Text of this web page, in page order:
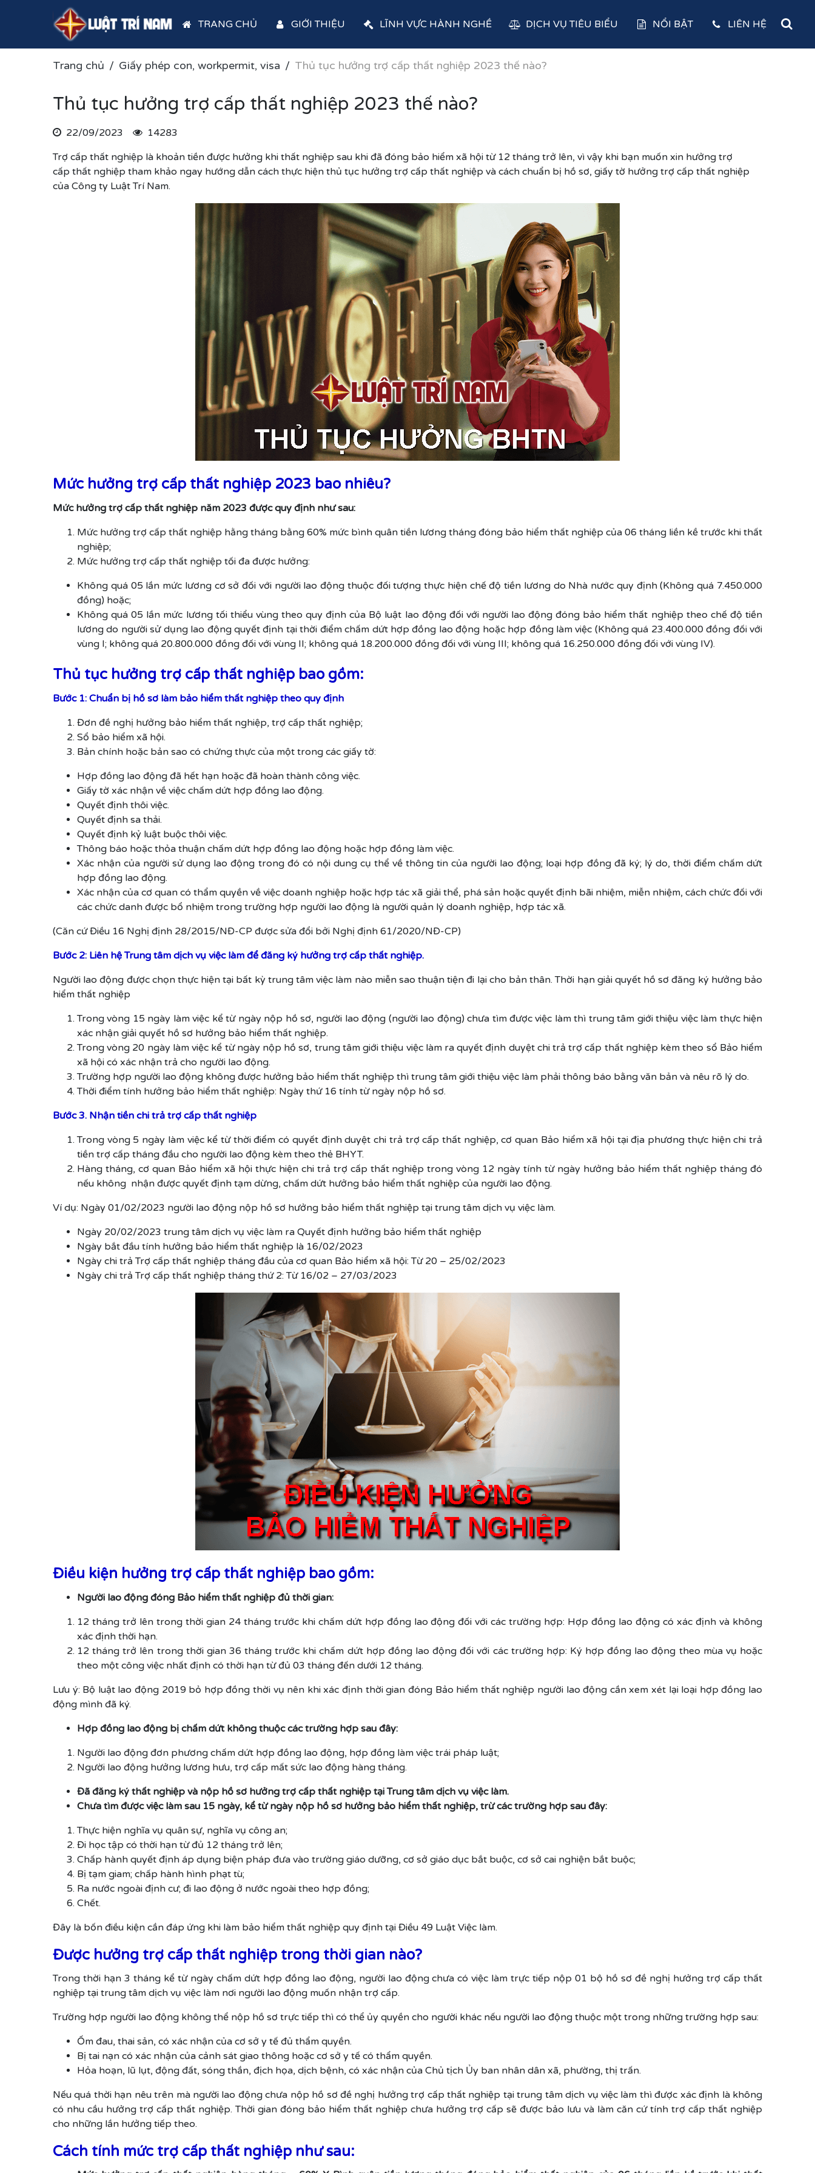
TRANG CHỦ GIỚI THIỆU LĨNH VỰC HÀNH NGHỀ DỊCH VỤ TIÊU BIỂU NỔI BẬT LIÊN HỆ
Trang chủ Giấy phép con, workpermit, visa Thủ tục hưởng trợ cấp thất nghiệp 2023 thế nào?
Thủ tục hưởng trợ cấp thất nghiệp 2023 thế nào?
22/09/2023
14283
Trợ cấp thất nghiệp là khoản tiền được hưởng khi thất nghiệp sau khi đã đóng bảo hiểm xã hội từ 12 tháng trở lên, vì vậy khi bạn muốn xin hưởng trợ
cấp thất nghiệp tham khảo ngay hướng dẫn cách thực hiện thủ tục hưởng trợ cấp thất nghiệp và cách chuẩn bị hồ sơ, giấy tờ hưởng trợ cấp thất nghiệp
của Công ty Luật Trí Nam.
Mức hưởng trợ cấp thất nghiệp 2023 bao nhiêu?
Mức hưởng trợ cấp thất nghiệp năm 2023 được quy định như sau:
Mức hưởng trợ cấp thất nghiệp hằng tháng bằng 60% mức bình quân tiền lương tháng đóng bảo hiểm thất nghiệp của 06 tháng liền kề trước khi thất
nghiệp;
Mức hưởng trợ cấp thất nghiệp tối đa được hưởng:
Không quá 05 lần mức lương cơ sở đối với người lao động thuộc đối tượng thực hiện chế độ tiền lương do Nhà nước quy định (Không quá 7.450.000
đồng) hoặc;
Không quá 05 lần mức lương tối thiểu vùng theo quy định của Bộ luật lao động đối với người lao động đóng bảo hiểm thất nghiệp theo chế độ tiền
lương do người sử dụng lao động quyết định tại thời điểm chấm dứt hợp đồng lao động hoặc hợp đồng làm việc (Không quá 23.400.000 đồng đối với
vùng I; không quá 20.800.000 đồng đối với vùng II; không quá 18.200.000 đồng đối với vùng III; không quá 16.250.000 đồng đối với vùng IV).
Thủ tục hưởng trợ cấp thất nghiệp bao gồm:
Bước 1: Chuẩn bị hồ sơ làm bảo hiểm thất nghiệp theo quy định
Đơn đề nghị hưởng bảo hiểm thất nghiệp, trợ cấp thất nghiệp;
Sổ bảo hiểm xã hội.
Bản chính hoặc bản sao có chứng thực của một trong các giấy tờ:
Hợp đồng lao động đã hết hạn hoặc đã hoàn thành công việc.
Giấy tờ xác nhận về việc chấm dứt hợp đồng lao động.
Quyết định thôi việc.
Quyết định sa thải.
Quyết định kỷ luật buộc thôi việc.
Thông báo hoặc thỏa thuận chấm dứt hợp đồng lao động hoặc hợp đồng làm việc.
Xác nhận của người sử dụng lao động trong đó có nội dung cụ thể về thông tin của người lao động; loại hợp đồng đã ký; lý do, thời điểm chấm dứt
hợp đồng lao động.
Xác nhận của cơ quan có thẩm quyền về việc doanh nghiệp hoặc hợp tác xã giải thể, phá sản hoặc quyết định bãi nhiệm, miễn nhiệm, cách chức đối với
các chức danh được bổ nhiệm trong trường hợp người lao động là người quản lý doanh nghiệp, hợp tác xã.
(Căn cứ Điều 16 Nghị định 28/2015/NĐ-CP được sửa đổi bởi Nghị định 61/2020/NĐ-CP)
Bước 2: Liên hệTrung tâm dịch vụ việc làm để đăng ký hưởng trợ cấp thất nghiệp.
Người lao động được chọn thực hiện tại bất kỳ trung tâm việc làm nào miễn sao thuận tiện đi lại cho bản thân. Thời hạn giải quyết hồ sơ đăng ký hưởng bảo
hiểm thất nghiệp
Trong vòng 15 ngày làm việc kể từ ngày nộp hồ sơ, người lao động (người lao động) chưa tìm được việc làm thì trung tâm giới thiệu việc làm thực hiện
xác nhận giải quyết hồ sơ hưởng bảo hiểm thất nghiệp.
Trong vòng 20 ngày làm việc kể từ ngày nộp hồ sơ, trung tâm giới thiệu việc làm ra quyết định duyệt chi trả trợ cấp thất nghiệp kèm theo sổ Bảo hiểm
xã hội có xác nhận trả cho người lao động.
Trường hợp người lao động không được hưởng bảo hiểm thất nghiệp thì trung tâm giới thiệu việc làm phải thông báo bằng văn bản và nêu rõ lý do.
Thời điểm tính hưởng bảo hiểm thất nghiệp: Ngày thứ 16 tính từ ngày nộp hồ sơ.
Bước 3. Nhận tiền chi trả trợ cấp thất nghiệp
Trong vòng 5 ngày làm việc kể từ thời điểm có quyết định duyệt chi trả trợ cấp thất nghiệp, cơ quan Bảo hiểm xã hội tại địa phương thực hiện chi trả
tiền trợ cấp tháng đầu cho người lao động kèm theo thẻ BHYT.
Hàng tháng, cơ quan Bảo hiểm xã hội thực hiện chi trả trợ cấp thất nghiệp trong vòng 12 ngày tính từ ngày hưởng bảo hiểm thất nghiệp tháng đó
nếu không nhận được quyết định tạm dừng, chấm dứt hưởng bảo hiểm thất nghiệp của người lao động.
Ví dụ: Ngày 01/02/2023 người lao động nộp hồ sơ hưởng bảo hiểm thất nghiệp tại trung tâm dịch vụ việc làm.
Ngày 20/02/2023 trung tâm dịch vụ việc làm ra Quyết định hưởng bảo hiểm thất nghiệp
Ngày bắt đầu tính hưởng bảo hiểm thất nghiệp là 16/02/2023
Ngày chi trả Trợ cấp thất nghiệp tháng đầu của cơ quan Bảo hiểm xã hội: Từ 20 – 25/02/2023
Ngày chi trả Trợ cấp thất nghiệp tháng thứ 2: Từ 16/02 – 27/03/2023
Điều kiện hưởng trợ cấp thất nghiệp bao gồm:
Người lao động đóng Bảo hiểm thất nghiệp đủ thời gian:
12 tháng trở lên trong thời gian 24 tháng trước khi chấm dứt hợp đồng lao động đối với các trường hợp: Hợp đồng lao động có xác định và không
xác định thời hạn.
12 tháng trở lên trong thời gian 36 tháng trước khi chấm dứt hợp đồng lao động đối với các trường hợp: Ký hợp đồng lao động theo mùa vụ hoặc
theo một công việc nhất định có thời hạn từ đủ 03 tháng đến dưới 12 tháng.
Lưu ý: Bộ luật lao động 2019 bỏ hợp đồng thời vụ nên khi xác định thời gian đóng Bảo hiểm thất nghiệp người lao động cần xem xét lại loại hợp đồng lao
động mình đã ký.
Hợp đồng lao động bị chấm dứt không thuộc các trường hợp sau đây:
Người lao động đơn phương chấm dứt hợp đồng lao động, hợp đồng làm việc trái pháp luật;
Người lao động hưởng lương hưu, trợ cấp mất sức lao động hàng tháng.
Đã đăng ký thất nghiệp và nộp hồ sơ hưởng trợ cấp thất nghiệp tại Trung tâm dịch vụ việc làm.
Chưa tìm được việc làm sau 15 ngày, kể từ ngày nộp hồ sơ hưởng bảo hiểm thất nghiệp, trừ các trường hợp sau đây:
Thực hiện nghĩa vụ quân sự, nghĩa vụ công an;
Đi học tập có thời hạn từ đủ 12 tháng trở lên;
Chấp hành quyết định áp dụng biện pháp đưa vào trường giáo dưỡng, cơ sở giáo dục bắt buộc, cơ sở cai nghiện bắt buộc;
Bị tạm giam; chấp hành hình phạt tù;
Ra nước ngoài định cư; đi lao động ở nước ngoài theo hợp đồng;
Chết.
Đây là bốn điều kiện cần đáp ứng khi làm bảo hiểm thất nghiệp quy định tại Điều 49 Luật Việc làm.
Được hưởng trợ cấp thất nghiệp trong thời gian nào?
Trong thời hạn 3 tháng kể từ ngày chấm dứt hợp đồng lao động, người lao động chưa có việc làm trực tiếp nộp 01 bộ hồ sơ đề nghị hưởng trợ cấp thất
nghiệp tại trung tâm dịch vụ việc làm nơi người lao động muốn nhận trợ cấp.
Trường hợp người lao động không thể nộp hồ sơ trực tiếp thì có thể ủy quyền cho người khác nếu người lao động thuộc một trong những trường hợp sau:
Ốm đau, thai sản, có xác nhận của cơ sở y tế đủ thẩm quyền.
Bị tai nạn có xác nhận của cảnh sát giao thông hoặc cơ sở y tế có thẩm quyền.
Hỏa hoạn, lũ lụt, động đất, sóng thần, địch họa, dịch bệnh, có xác nhận của Chủ tịch Ủy ban nhân dân xã, phường, thị trấn.
Nếu quá thời hạn nêu trên mà người lao động chưa nộp hồ sơ đề nghị hưởng trợ cấp thất nghiệp tại trung tâm dịch vụ việc làm thì được xác định là không
có nhu cầu hưởng trợ cấp thất nghiệp. Thời gian đóng bảo hiểm thất nghiệp chưa hưởng trợ cấp sẽ được bảo lưu và làm căn cứ tính trợ cấp thất nghiệp
cho những lần hưởng tiếp theo.
Cách tính mức trợ cấp thất nghiệp như sau: